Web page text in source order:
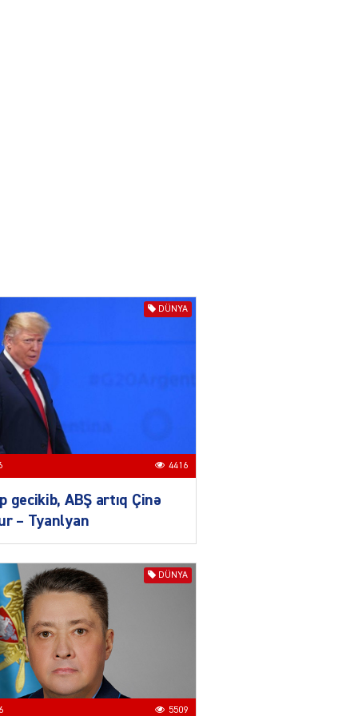
Cəza çəkən şəxs məhkum
yoldaşını buna görə
öldürüb…
04.08.2026
Azərbaycanda sürücüsüz
nəqliyyat dövrü başlayır –
BELƏ işləyəcək
XİN rəhbərindən TRİPP
layihəsi ilə bağlı AÇIQLAMA
04.08.2026 4397
Müharibə Rusiyanın belini
bükür
04.08.2026
DÜNYA
4416
gecikib, ABŞ artıq Çinə
– Tyanlyan
DÜNYA
5509